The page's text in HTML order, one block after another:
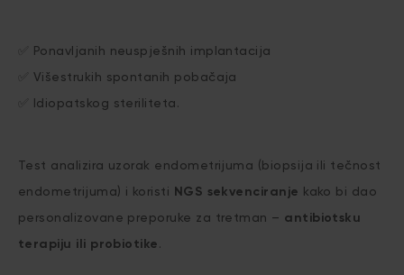
✅ Ponavljanih neuspješnih implantacija
✅ Višestrukih spontanih pobačaja
✅ Idiopatskog steriliteta.
Test analizira uzorak endometrijuma (biopsija ili tečnost
endometrijuma) i koristi NGS sekvenciranje kako bi dao
personalizovane preporuke za tretman – antibiotsku
terapiju ili probiotike.